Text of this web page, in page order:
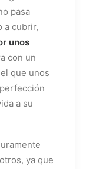
pasa
a cubrir,
unos
con un
que unos
a su
ya que